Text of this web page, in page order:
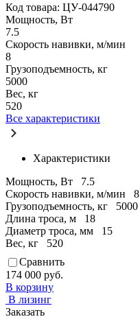
Код товара: ЦУ-044790
Мощность, Вт
7.5
Скорость навивки, м/мин
8
Грузоподъемность, кг
5000
Вес, кг
520
Все характеристики
Характеристики
Мощность, Вт
7.5
Скорость навивки, м/мин
8
Грузоподъемность, кг
5000
Длина троса, м
18
Диаметр троса, мм
15
Вес, кг
520
Сравнить
174 000 руб.
В корзину
В лизинг
Заказать